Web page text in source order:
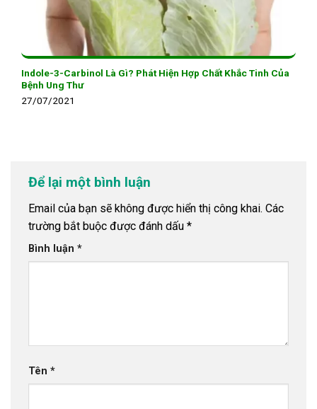
Indole-3-Carbinol Là Gì? Phát Hiện Hợp Chất Khắc Tinh Của
Bệnh Ung Thư
27/07/2021
Để lại một bình luận
Email của bạn sẽ không được hiển thị công khai. Các
trường bắt buộc được đánh dấu *
Bình luận *
Tên *